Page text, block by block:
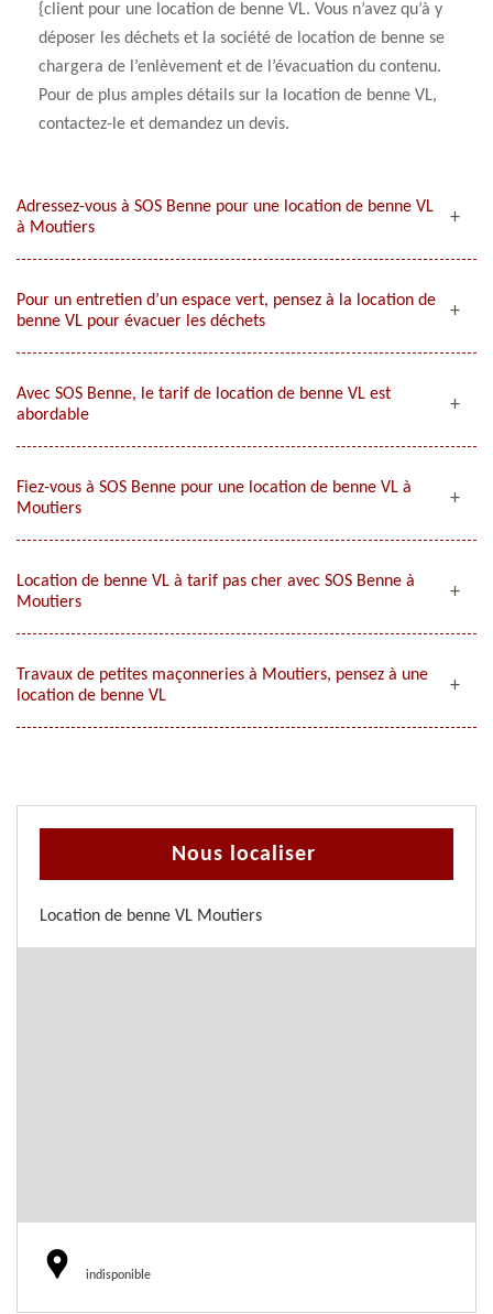
{client pour une location de benne VL. Vous n’avez qu’à y
déposer les déchets et la société de location de benne se
chargera de l’enlèvement et de l’évacuation du contenu.
Pour de plus amples détails sur la location de benne VL,
contactez-le et demandez un devis.
Adressez-vous à SOS Benne pour une location de benne VL
à Moutiers
Pour un entretien d’un espace vert, pensez à la location de
benne VL pour évacuer les déchets
Avec SOS Benne, le tarif de location de benne VL est
abordable
Fiez-vous à SOS Benne pour une location de benne VL à
Moutiers
Location de benne VL à tarif pas cher avec SOS Benne à
Moutiers
Travaux de petites maçonneries à Moutiers, pensez à une
location de benne VL
Nous localiser
Location de benne VL Moutiers
indisponible